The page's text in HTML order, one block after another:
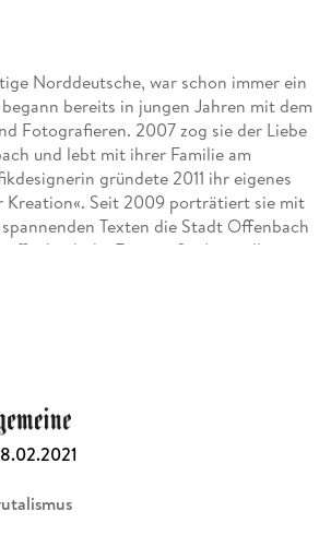
Norddeutsche, war schon immer ein
bereits in jungen Jahren mit dem
Fotografieren. 2007 zog sie der Liebe
und lebt mit ihrer Familie am
gründete 2011 ihr eigenes
Kreation«. Seit 2009 porträtiert sie mit
Texten die Stadt Offenbach
Fotografie-Ausstellungen